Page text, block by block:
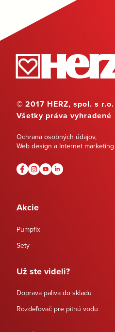
© 2017 HERZ, spol. s r.o.
Všetky práva vyhradené
Ochrana osobných údajov,
Web design a Internet marketing
Akcie
Pumpfix
Sety
Už ste videli?
Doprava paliva do skladu
Rozdeľovač pre pitnú vodu